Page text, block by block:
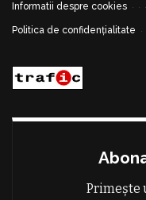
Informatii despre cookies
Politica de confidențialitate
Primește